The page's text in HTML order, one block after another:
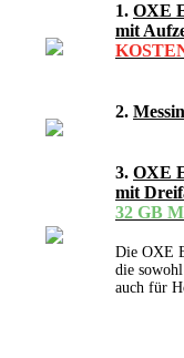
1. OXE
mit
2.
3. OXE
mit
32 GB
Die OXE
die
auch für